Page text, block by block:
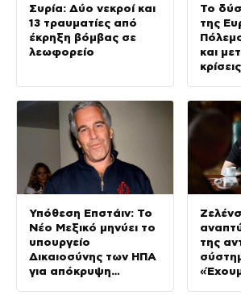
Συρία: Δύο νεκροί και
13 τραυματίες από
έκρηξη βόμβας σε
λεωφορείο
Το
της
και
Υπόθεση Επστάιν: Το
Νέο Μεξικό μηνύει το
υπουργείο
Δικαιοσύνης των ΗΠΑ
για απόκρυψη
της